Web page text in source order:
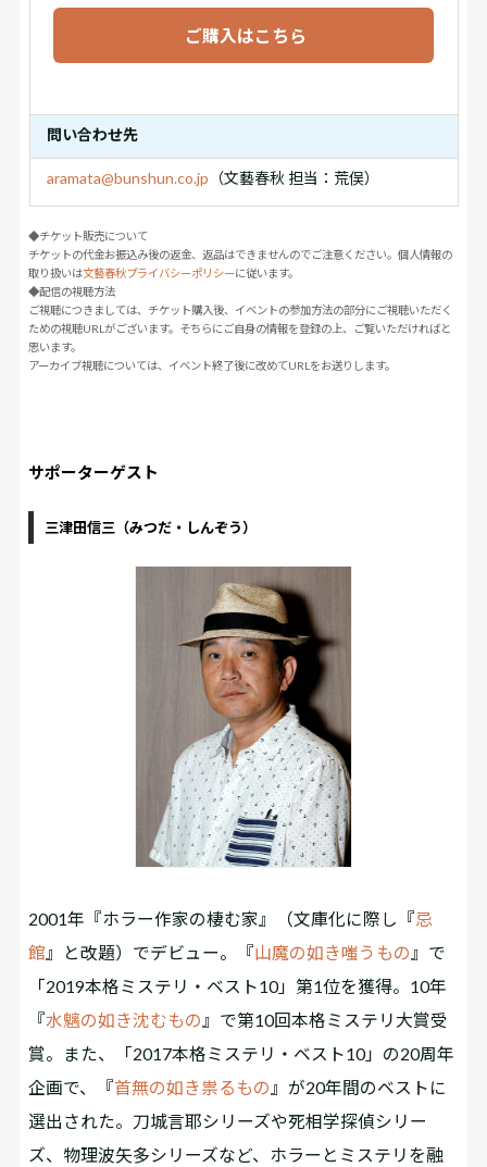
ご購入はこちら
問い合わせ先
aramata@bunshun.co.jp （文藝春秋 担当：荒俣）
◆チケット販売について
チケットの代金お振込み後の返金、返品はできませんのでご注意ください。個人情報の
取り扱いは文藝春秋プライバシーポリシーに従います。
◆配信の視聴方法
ご視聴につきましては、チケット購入後、イベントの参加方法の部分にご視聴いただく
ための視聴URLがございます。そちらにご自身の情報を登録の上、ご覧いただければと
思います。
アーカイブ視聴については、イベント終了後に改めてURLをお送りします。
サポーターゲスト
三津田信三（みつだ・しんぞう）
2001年『ホラー作家の棲む家』（文庫化に際し『忌
館 』と改題）でデビュー。『山魔の如き嗤うもの 』で
「2019本格ミステリ・ベスト10」第1位を獲得。10年
『水魑の如き沈むもの 』で第10回本格ミステリ大賞受
賞。また、「2017本格ミステリ・ベスト10」の20周年
企画で、『首無の如き祟るもの 』が20年間のベストに
選出された。刀城言耶シリーズや死相学探偵シリー
ズ、物理波矢多シリーズなど、ホラーとミステリを融